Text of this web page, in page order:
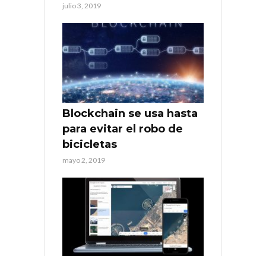
julio 3, 2019
Blockchain se usa hasta
para evitar el robo de
bicicletas
mayo 2, 2019